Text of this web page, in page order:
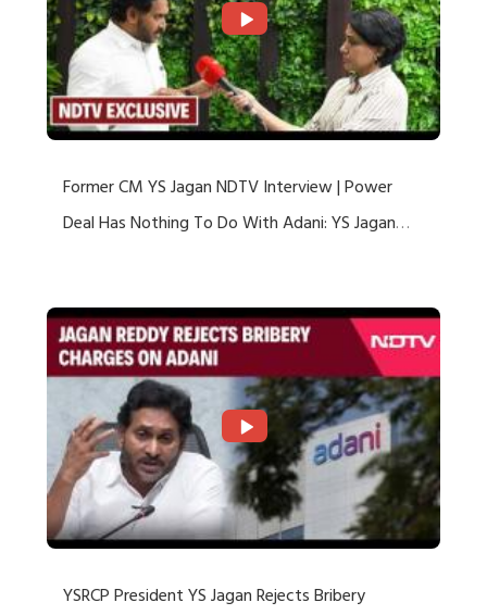
Former CM YS Jagan NDTV Interview | Power
Deal Has Nothing To Do With Adani: YS Jagan
YSRCP President YS Jagan Rejects Bribery